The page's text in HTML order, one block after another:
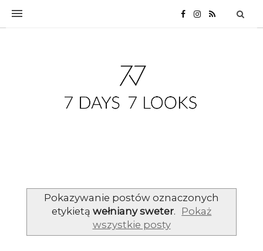
Pokazywanie postów oznaczonych
etykietą wełniany sweter. Pokaż
wszystkie posty